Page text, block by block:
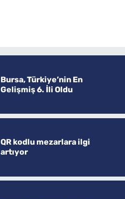
Bursa, Türkiye’nin En
Gelişmiş 6. İli Oldu
QR kodlu mezarlara ilgi
artıyor